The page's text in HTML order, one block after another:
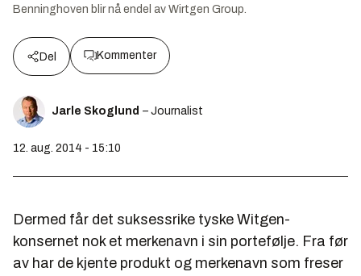
Benninghoven blir nå endel av Wirtgen Group.
Del Kommenter
Jarle Skoglund – Journalist
12. aug. 2014 - 15:10
Dermed får det suksessrike tyske Witgen-
konsernet nok et merkenavn i sin portefølje. Fra før
av har de kjente produkt og merkenavn som freser